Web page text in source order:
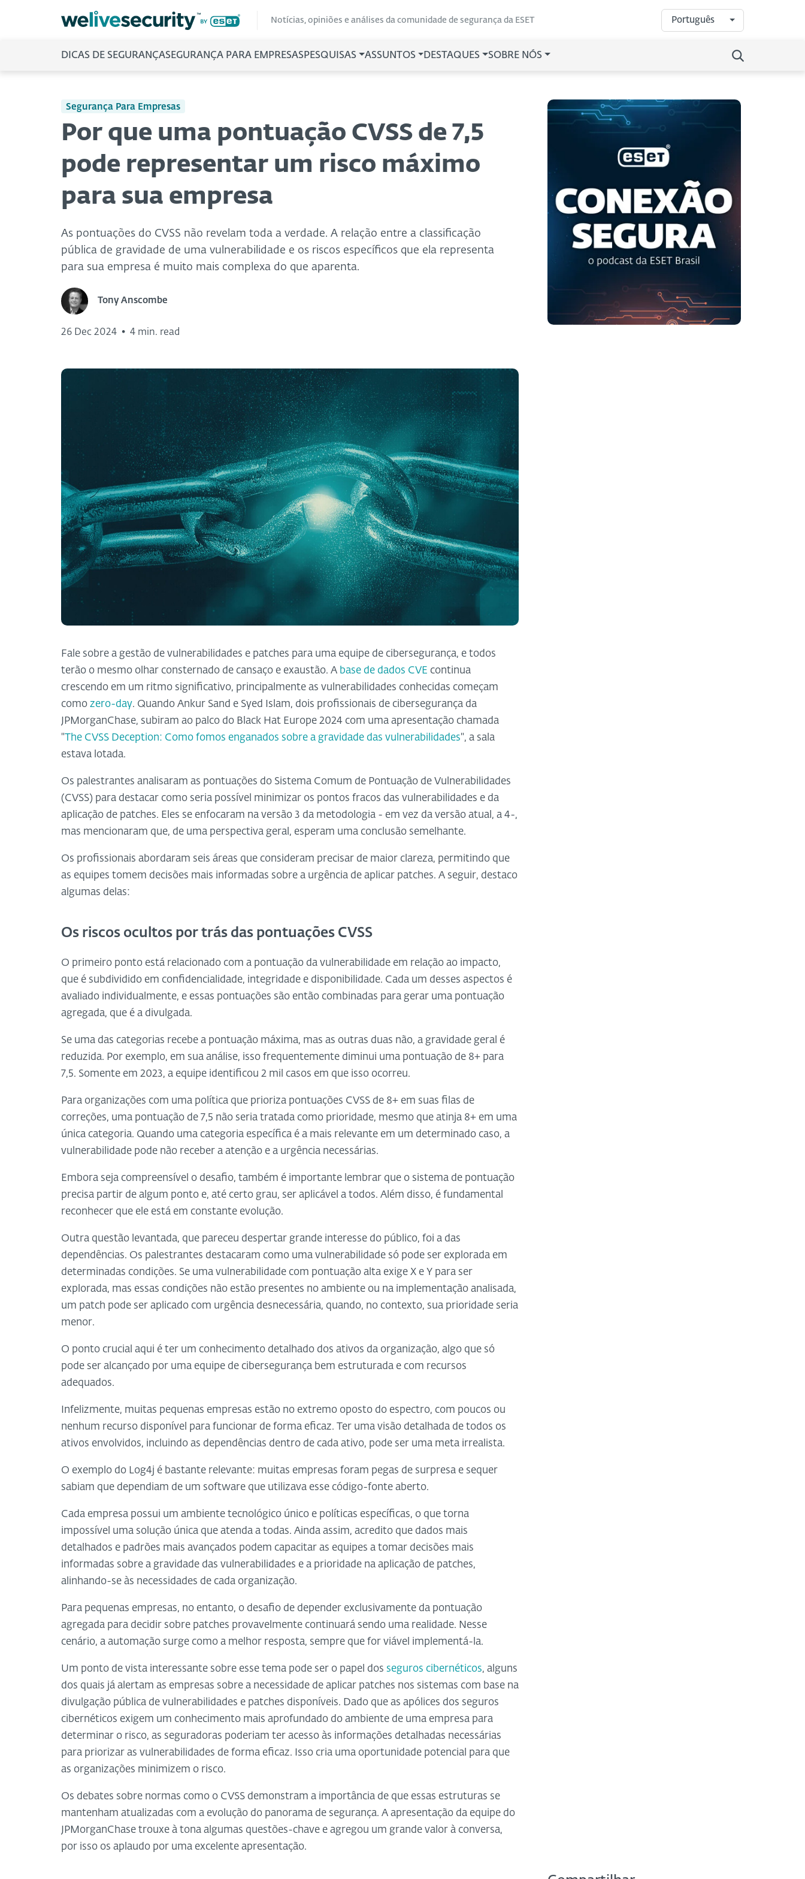
Notícias, opiniões e análises da comunidade de segurança da ESET Português
DICAS DE SEGURANÇASEGURANÇA PARA EMPRESASPESQUISAS ASSUNTOS DESTAQUES SOBRE NÓS
Segurança Para Empresas
Por que uma pontuação CVSS de 7,5
pode representar um risco máximo
para sua empresa
As pontuações do CVSS não revelam toda a verdade. A relação entre a classificação
pública de gravidade de uma vulnerabilidade e os riscos específicos que ela representa
para sua empresa é muito mais complexa do que aparenta.
Tony Anscombe
26 Dec 2024 • 4 min. read
Fale sobre a gestão de vulnerabilidades e patches para uma equipe de cibersegurança, e todos
terão o mesmo olhar consternado de cansaço e exaustão. A base de dados CVE continua
crescendo em um ritmo significativo, principalmente as vulnerabilidades conhecidas começam
como zero-day. Quando Ankur Sand e Syed Islam, dois profissionais de cibersegurança da
JPMorganChase, subiram ao palco do Black Hat Europe 2024 com uma apresentação chamada
"The CVSS Deception: Como fomos enganados sobre a gravidade das vulnerabilidades", a sala
estava lotada.
Os palestrantes analisaram as pontuações do Sistema Comum de Pontuação de Vulnerabilidades
(CVSS) para destacar como seria possível minimizar os pontos fracos das vulnerabilidades e da
aplicação de patches. Eles se enfocaram na versão 3 da metodologia - em vez da versão atual, a 4-,
mas mencionaram que, de uma perspectiva geral, esperam uma conclusão semelhante.
Os profissionais abordaram seis áreas que consideram precisar de maior clareza, permitindo que
as equipes tomem decisões mais informadas sobre a urgência de aplicar patches. A seguir, destaco
algumas delas:
Os riscos ocultos por trás das pontuações CVSS
O primeiro ponto está relacionado com a pontuação da vulnerabilidade em relação ao impacto,
que é subdividido em confidencialidade, integridade e disponibilidade. Cada um desses aspectos é
avaliado individualmente, e essas pontuações são então combinadas para gerar uma pontuação
agregada, que é a divulgada.
Se uma das categorias recebe a pontuação máxima, mas as outras duas não, a gravidade geral é
reduzida. Por exemplo, em sua análise, isso frequentemente diminui uma pontuação de 8+ para
7,5. Somente em 2023, a equipe identificou 2 mil casos em que isso ocorreu.
Para organizações com uma política que prioriza pontuações CVSS de 8+ em suas filas de
correções, uma pontuação de 7,5 não seria tratada como prioridade, mesmo que atinja 8+ em uma
única categoria. Quando uma categoria específica é a mais relevante em um determinado caso, a
vulnerabilidade pode não receber a atenção e a urgência necessárias.
Embora seja compreensível o desafio, também é importante lembrar que o sistema de pontuação
precisa partir de algum ponto e, até certo grau, ser aplicável a todos. Além disso, é fundamental
reconhecer que ele está em constante evolução.
Outra questão levantada, que pareceu despertar grande interesse do público, foi a das
dependências. Os palestrantes destacaram como uma vulnerabilidade só pode ser explorada em
determinadas condições. Se uma vulnerabilidade com pontuação alta exige X e Y para ser
explorada, mas essas condições não estão presentes no ambiente ou na implementação analisada,
um patch pode ser aplicado com urgência desnecessária, quando, no contexto, sua prioridade seria
menor.
O ponto crucial aqui é ter um conhecimento detalhado dos ativos da organização, algo que só
pode ser alcançado por uma equipe de cibersegurança bem estruturada e com recursos
adequados.
Infelizmente, muitas pequenas empresas estão no extremo oposto do espectro, com poucos ou
nenhum recurso disponível para funcionar de forma eficaz. Ter uma visão detalhada de todos os
ativos envolvidos, incluindo as dependências dentro de cada ativo, pode ser uma meta irrealista.
O exemplo do Log4j é bastante relevante: muitas empresas foram pegas de surpresa e sequer
sabiam que dependiam de um software que utilizava esse código-fonte aberto.
Cada empresa possui um ambiente tecnológico único e políticas específicas, o que torna
impossível uma solução única que atenda a todas. Ainda assim, acredito que dados mais
detalhados e padrões mais avançados podem capacitar as equipes a tomar decisões mais
informadas sobre a gravidade das vulnerabilidades e a prioridade na aplicação de patches,
alinhando-se às necessidades de cada organização.
Para pequenas empresas, no entanto, o desafio de depender exclusivamente da pontuação
agregada para decidir sobre patches provavelmente continuará sendo uma realidade. Nesse
cenário, a automação surge como a melhor resposta, sempre que for viável implementá-la.
Um ponto de vista interessante sobre esse tema pode ser o papel dos seguros cibernéticos, alguns
dos quais já alertam as empresas sobre a necessidade de aplicar patches nos sistemas com base na
divulgação pública de vulnerabilidades e patches disponíveis. Dado que as apólices dos seguros
cibernéticos exigem um conhecimento mais aprofundado do ambiente de uma empresa para
determinar o risco, as seguradoras poderiam ter acesso às informações detalhadas necessárias
para priorizar as vulnerabilidades de forma eficaz. Isso cria uma oportunidade potencial para que
as organizações minimizem o risco.
Os debates sobre normas como o CVSS demonstram a importância de que essas estruturas se
mantenham atualizadas com a evolução do panorama de segurança. A apresentação da equipe do
JPMorganChase trouxe à tona algumas questões-chave e agregou um grande valor à conversa,
por isso os aplaudo por uma excelente apresentação.